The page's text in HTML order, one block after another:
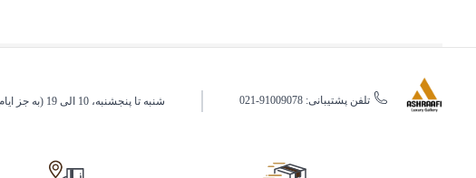
تلفن پشتیبانی: 91009078-021 شنبه تا پنجشنبه، 10 الی 19 (به جز ایام تعطیل)